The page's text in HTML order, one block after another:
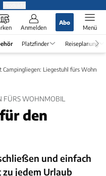
Anmelden
Abo
Menü
Platzfinder Reiseplanung
Campingliegen: Liegestuhl fürs
FÜRS WOHNMOBIL
den
und einfach
jedem Urlaub